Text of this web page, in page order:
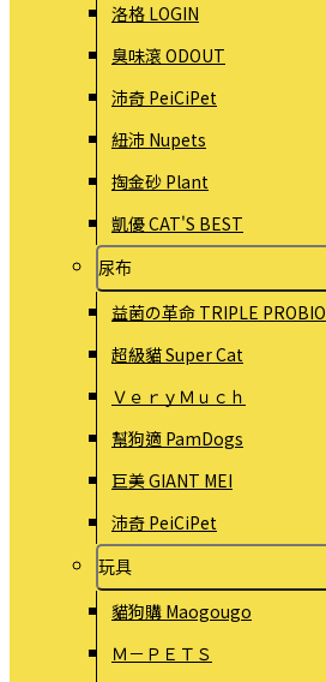
洛格 LOGIN
臭味滾 ODOUT
沛奇 PeiCiPet
紐沛 Nupets
掏金砂 Plant
凱優 CAT'S BEST
尿布
益菌の革命 TRIPLE PROBIO
超級貓 Super Cat
ＶｅｒｙＭｕｃｈ
幫狗適 PamDogs
巨美 GIANT MEI
沛奇 PeiCiPet
玩具
貓狗購 Maogougo
Ｍ－ＰＥＴＳ